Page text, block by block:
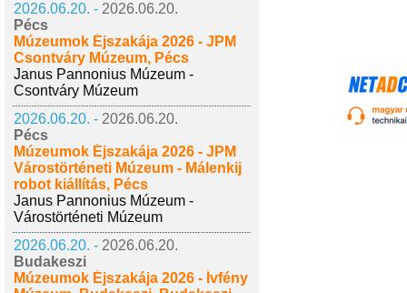
2026.06.20. - 2026.06.20.
Pécs
Múzeumok Éjszakája 2026 - JPM
Csontváry Múzeum, Pécs
Janus Pannonius Múzeum -
Csontváry Múzeum
2026.06.20. - 2026.06.20.
Pécs
Múzeumok Éjszakája 2026 - JPM
Várostörténeti Múzeum - Málenkij
robot kiállítás, Pécs
Janus Pannonius Múzeum -
Várostörténeti Múzeum
2026.06.20. - 2026.06.20.
Budakeszi
Múzeumok Éjszakája 2026 - Ívfény